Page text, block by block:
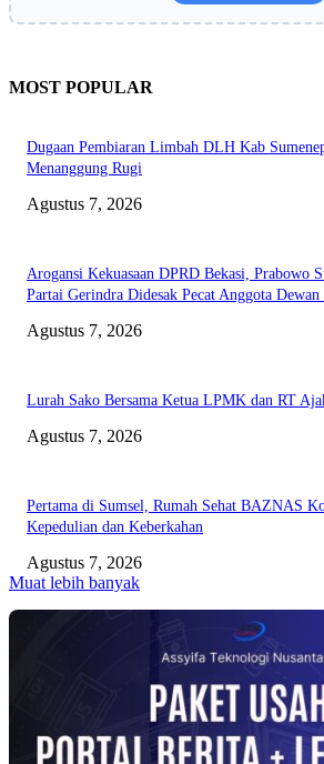
MOST POPULAR
Dugaan Pembiaran Limbah DLH Kab
Menanggung Rugi
Agustus 7, 2026
Arogansi Kekuasaan DPRD Bekasi, Prabowo
Partai Gerindra Didesak Pecat Anggota
Agustus 7, 2026
Lurah Sako Bersama Ketua LPMK dan RT
Agustus 7, 2026
Pertama di Sumsel, Rumah Sehat BAZNAS
Kepedulian dan Keberkahan
Agustus 7, 2026
Muat lebih banyak